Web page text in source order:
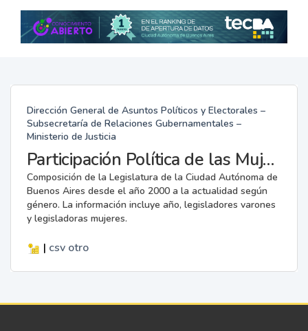
Dirección General de Asuntos Políticos y Electorales –
Subsecretaría de Relaciones Gubernamentales –
Ministerio de Justicia
Participación Política de las Mujeres en la Legislatura
Composición de la Legislatura de la Ciudad Autónoma de
Buenos Aires desde el año 2000 a la actualidad según
género. La información incluye año, legisladores varones
y legisladoras mujeres.
| csv otro